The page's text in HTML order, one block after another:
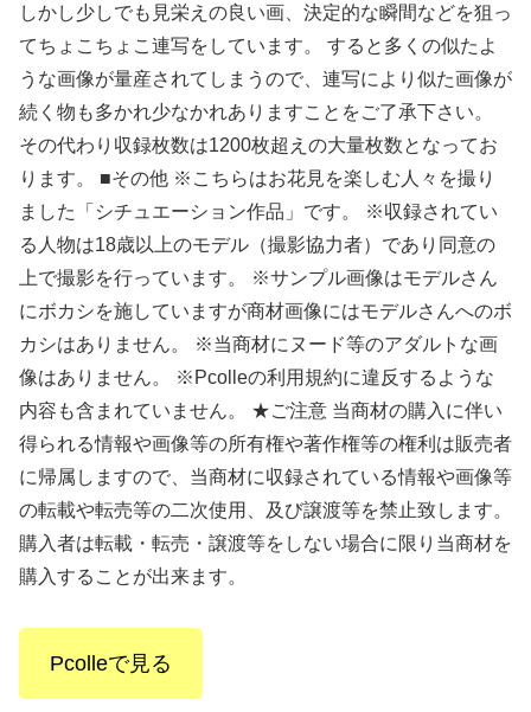
しかし少しでも見栄えの良い画、決定的な瞬間などを狙っ
てちょこちょこ連写をしています。 すると多くの似たよ
うな画像が量産されてしまうので、連写により似た画像が
続く物も多かれ少なかれありますことをご了承下さい。
その代わり収録枚数は1200枚超えの大量枚数となってお
ります。 ■その他 ※こちらはお花見を楽しむ人々を撮り
ました「シチュエーション作品」です。 ※収録されてい
る人物は18歳以上のモデル（撮影協力者）であり同意の
上で撮影を行っています。 ※サンプル画像はモデルさん
にボカシを施していますが商材画像にはモデルさんへのボ
カシはありません。 ※当商材にヌード等のアダルトな画
像はありません。 ※Pcolleの利用規約に違反するような
内容も含まれていません。 ★ご注意 当商材の購入に伴い
得られる情報や画像等の所有権や著作権等の権利は販売者
に帰属しますので、当商材に収録されている情報や画像等
の転載や転売等の二次使用、及び譲渡等を禁止致します。
購入者は転載・転売・譲渡等をしない場合に限り当商材を
購入することが出来ます。
Pcolleで見る